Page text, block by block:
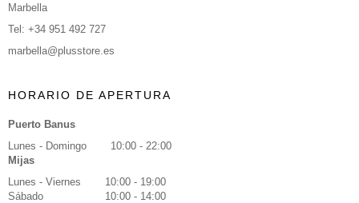
Marbella
Tel: +34 951 492 727
marbella@plusstore.es
HORARIO DE APERTURA
Puerto Banus
Lunes - Domingo
10:00 - 22:00
Mijas
Lunes - Viernes
10:00 - 19:00
Sábado
10:00 - 14:00